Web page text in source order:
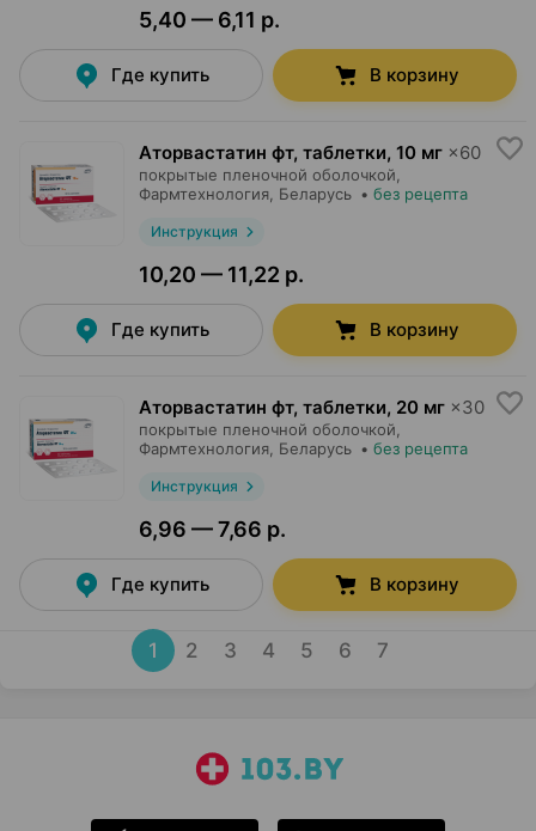
5,40 — 6,11 р.
Где купить В корзину
Аторвастатин фт, таблетки, 10 мг ×60
покрытые пленочной оболочкой,
Фармтехнология , Беларусь • без рецепта
Инструкция
10,20 — 11,22 р.
Где купить В корзину
Аторвастатин фт, таблетки, 20 мг ×30
покрытые пленочной оболочкой,
Фармтехнология , Беларусь • без рецепта
Инструкция
6,96 — 7,66 р.
Где купить В корзину
1 2 3 4 5 6 7